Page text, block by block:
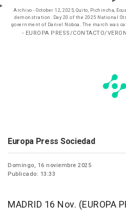
Archivo - October 12, 2025, Quito, Pichincha,
demonstration. Day 20 of the 2025 National
government of Daniel Noboa. The march was
- EUROPA PRESS/CONTACTO/
Europa Press Sociedad
Domingo, 16 noviembre 2025
Publicado: 13:33
MADRID 16 Nov. (EUROPA